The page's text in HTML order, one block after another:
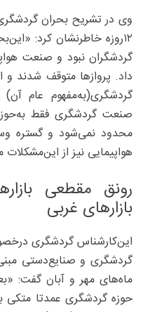
وی در تشریح بحران
۱۲روزه خاطرنشان کرد:
گردشگران نبود و صنعت
داد. پروازها متوقف شدند
گردشگری(به‌مفهوم عام
صنعت گردشگری فقط
محدود نمی‌شود و گستره
هواپیمایی نیز از
رونق مقطعی
بازارهای غربی
این‌کارشناس گردشگری
گردشگری و صنایع‌دستی
ماه‌های مهر و آبان گفت:
حوزه گردشگری عمدتا متکی